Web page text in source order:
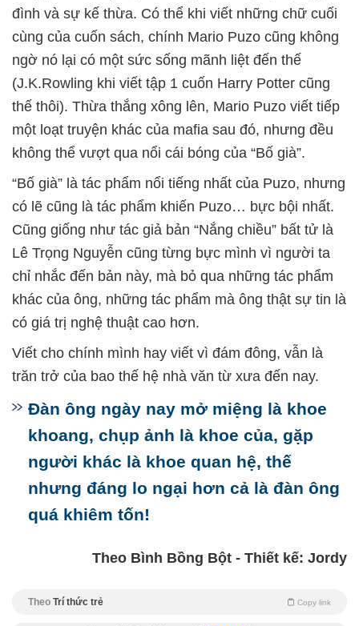
đình và sự kế thừa. Có thể khi viết những chữ cuối
cùng của cuốn sách, chính Mario Puzo cũng không
ngờ nó lại có một sức sống mãnh liệt đến thế
(J.K.Rowling khi viết tập 1 cuốn Harry Potter cũng
thế thôi). Thừa thắng xông lên, Mario Puzo viết tiếp
một loạt truyện khác của mafia sau đó, nhưng đều
không thể vượt qua nổi cái bóng của “Bố già”.
“Bố già” là tác phẩm nổi tiếng nhất của Puzo, nhưng
có lẽ cũng là tác phẩm khiến Puzo… bực bội nhất.
Cũng giống như tác giả bản “Nắng chiều” bất tử là
Lê Trọng Nguyễn cũng từng bực mình vì người ta
chỉ nhắc đến bản này, mà bỏ qua những tác phẩm
khác của ông, những tác phẩm mà ông thật sự tin là
có giá trị nghệ thuật cao hơn.
Viết cho chính mình hay viết vì đám đông, vẫn là
trăn trở của bao thế hệ nhà văn từ xưa đến nay.
Đàn ông ngày nay mở miệng là khoe
khoang, chụp ảnh là khoe của, gặp
người khác là khoe quan hệ, thế
nhưng đáng lo ngại hơn cả là đàn ông
quá khiêm tốn!
Theo Bình Bồng Bột - Thiết kế: Jordy
Theo Trí thức trẻ Copy link